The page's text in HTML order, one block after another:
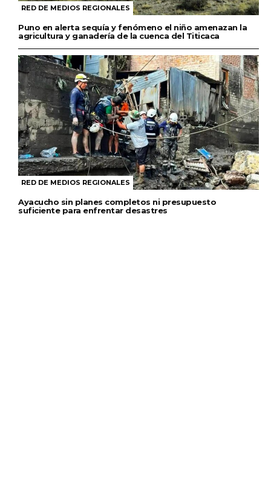
RED DE MEDIOS REGIONALES
Puno en alerta sequía y fenómeno el niño amenazan la
agricultura y ganadería de la cuenca del Titicaca
RED DE MEDIOS REGIONALES
Ayacucho sin planes completos ni presupuesto
suficiente para enfrentar desastres